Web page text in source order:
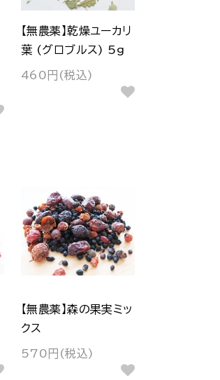
【無農薬】乾燥ユーカリ
葉 (グロブルス) 5g
460円(税込)
【無農薬】森の果実ミッ
クス
570円(税込)